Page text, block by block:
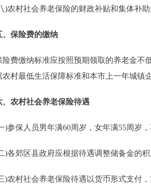
村社会养老保险的财政补贴和集体补助
保险费的缴纳
缴纳标准应按照预期领取的养老金不低
农村最低生活保障标准和本市上一年城镇
村社会养老保险待遇
保人员男年满60周岁，女年满55周岁，
郊区县政府应根据待遇调整储备金的积
村社会养老保险待遇以货币形式支付，